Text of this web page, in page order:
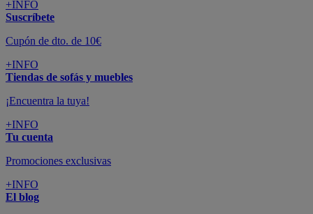
+INFO
Suscríbete
Cupón de dto. de 10€
+INFO
Tiendas de sofás y muebles
¡Encuentra la tuya!
+INFO
Tu cuenta
Promociones exclusivas
+INFO
El blog